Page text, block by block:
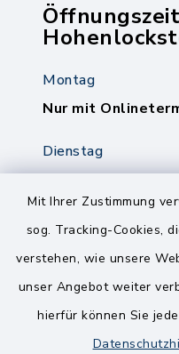
Mit Ihrer Zustimmung
sog. Tracking-Cookies,
verstehen, wie unsere
unser Angebot weiter
hierfür können Sie
Montag
Nur mit
Dienstag
8.00-12.00 Uhr
14.00-18.00 Uhr
Freitag
8.00-11.00 Uhr